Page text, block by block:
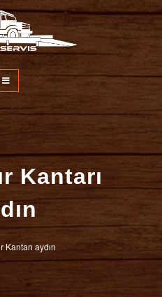
Kantarı
Kantarı aydın